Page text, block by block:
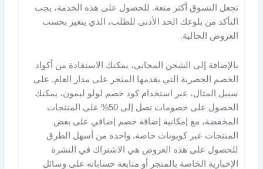
تجعل التسوق أكثر متعة. للحصول على هذه الخدمة، يجب
التأكد من بلوغك الحد الأدنى للطلب، الذي يتغير بحسب
العروض الحالية​.
بالإضافة إلى الشحن المجاني، يمكنك الاستفادة من أكواد
الخصم الحصرية التي يقدمها المتجر على مدار العام. على
سبيل المثال، عبر استخدام كود خصم لولو ليمون، يمكنك
الحصول على خصومات تصل إلى 50% على المنتجات
المخفضة، مع إمكانية إضافة خصم إضافي على بعض
المنتجات عبر كوبونات خاصة. واحدة من أسهل الطرق
للحصول على هذه العروض هي الاشتراك في النشرة
الإخبارية الخاصة بالمتجر أو متابعة حساباته على وسائل